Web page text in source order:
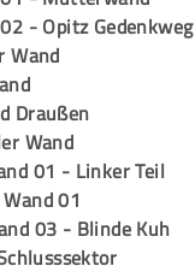
- Opitz Gedenkweg
Wand
Draußen
Wand
01 - Linker Teil
01
03 - Blinde Kuh